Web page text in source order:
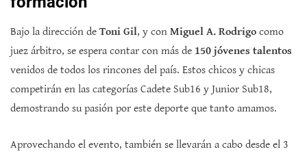
Bajo la dirección de Toni Gil, y con Miguel A. Rodrigo como
juez árbitro, se espera contar con más de 150 jóvenes talentos
venidos de todos los rincones del país. Estos chicos y chicas
competirán en las categorías Cadete Sub16 y Junior Sub18,
demostrando su pasión por este deporte que tanto amamos.
Aprovechando el evento, también se llevarán a cabo desde el 3